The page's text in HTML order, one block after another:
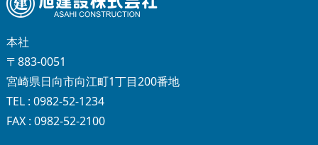
本社
〒883-0051
宮崎県日向市向江町1丁目200番地
TEL : 0982-52-1234
FAX : 0982-52-2100